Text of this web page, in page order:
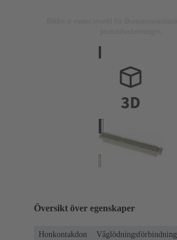
Översikt över egenskaper
Honkontakdon
Våglödningsförbindning